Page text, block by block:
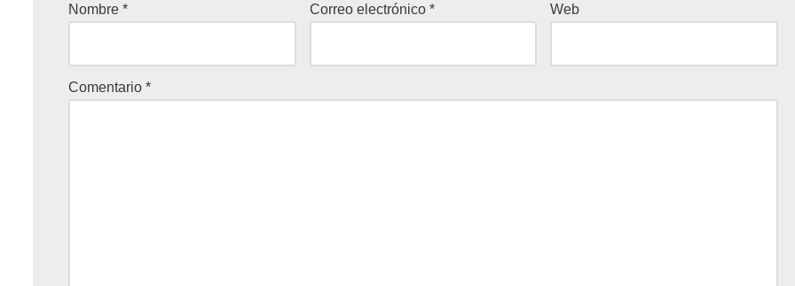
Nombre * Correo electrónico * Web
Comentario *